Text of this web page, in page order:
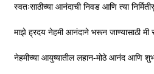
स्वतःसाठीच्या आनंदाची निवड आणि त्या
माझे ह्रदय नेहमी आनंदाने भरून जाण्यासाठी
नेहमीच्या आयुष्यातील लहान-मोठे आनंद आणि